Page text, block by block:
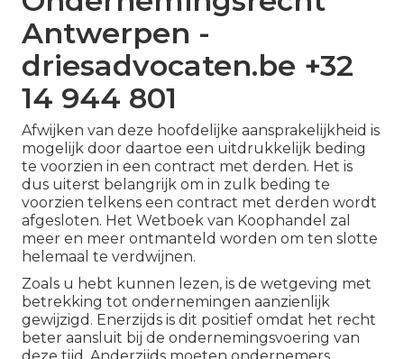
Antwerpen -
driesadvocaten.be +32
14 944 801
Afwijken van deze hoofdelijke aansprakelijkheid is
mogelijk door daartoe een uitdrukkelijk beding
te voorzien in een contract met derden. Het is
dus uiterst belangrijk om in zulk beding te
voorzien telkens een contract met derden wordt
afgesloten. Het Wetboek van Koophandel zal
meer en meer ontmanteld worden om ten slotte
helemaal te verdwijnen.
Zoals u hebt kunnen lezen, is de wetgeving met
betrekking tot ondernemingen aanzienlijk
gewijzigd. Enerzijds is dit positief omdat het recht
beter aansluit bij de ondernemingsvoering van